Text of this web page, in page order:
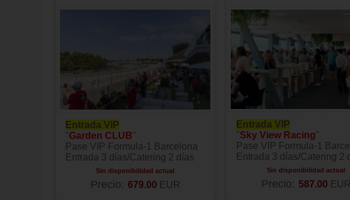
Entrada VIP
"Garden CLUB"
Pase VIP Formula-1 Barcelona
Entrada 3 días/Catering 2 días
Sin disponibilidad actual
Precio: 679.00 EUR
Entrada VIP
"Sky View Racing"
Pase VIP Formula-1
Entrada 3 días/Catering 2
Sin disponibilidad actual
Precio: 587.00 EUR